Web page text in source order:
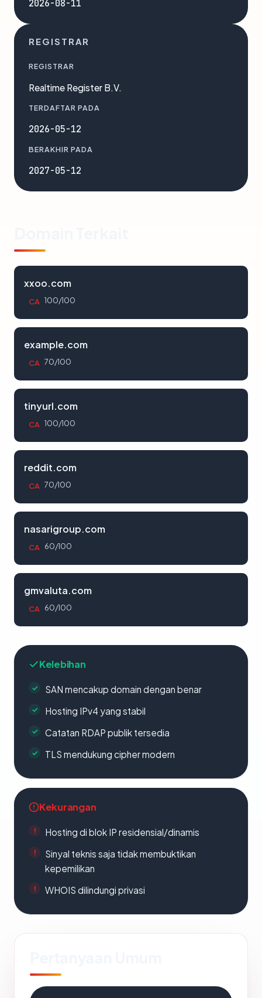
2026-08-11
REGISTRAR
REGISTRAR
Realtime Register B.V.
TERDAFTAR PADA
2026-05-12
BERAKHIR PADA
2027-05-12
xxoo.com
CA 100/100
example.com
CA 70/100
tinyurl.com
CA 100/100
reddit.com
CA 70/100
nasarigroup.com
CA 60/100
gmvaluta.com
CA 60/100
Kelebihan
SAN mencakup domain dengan benar
Hosting IPv4 yang stabil
Catatan RDAP publik tersedia
TLS mendukung cipher modern
Kekurangan
Hosting di blok IP residensial/dinamis
Sinyal teknis saja tidak membuktikan
kepemilikan
WHOIS dilindungi privasi